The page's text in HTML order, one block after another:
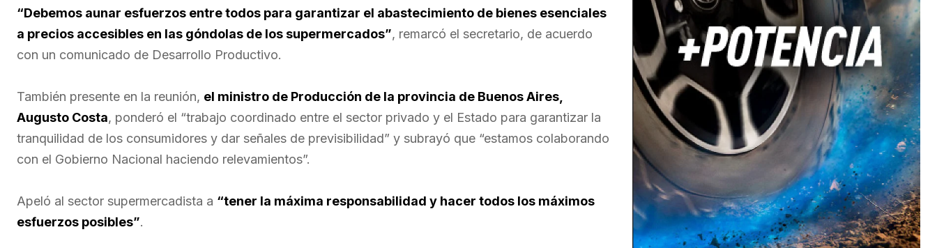
“Debemos aunar esfuerzos entre todos para garantizar el abastecimiento de bienes esenciales
a precios accesibles en las góndolas de los supermercados”, remarcó el secretario, de acuerdo
con un comunicado de Desarrollo Productivo.
También presente en la reunión, el ministro de Producción de la provincia de Buenos Aires,
Augusto Costa, ponderó el “trabajo coordinado entre el sector privado y el Estado para garantizar la
tranquilidad de los consumidores y dar señales de previsibilidad” y subrayó que “estamos colaborando
con el Gobierno Nacional haciendo relevamientos”.
Apeló al sector supermercadista a “tener la máxima responsabilidad y hacer todos los máximos
esfuerzos posibles”.